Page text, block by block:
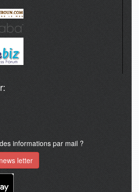
informations par mail ?
letter